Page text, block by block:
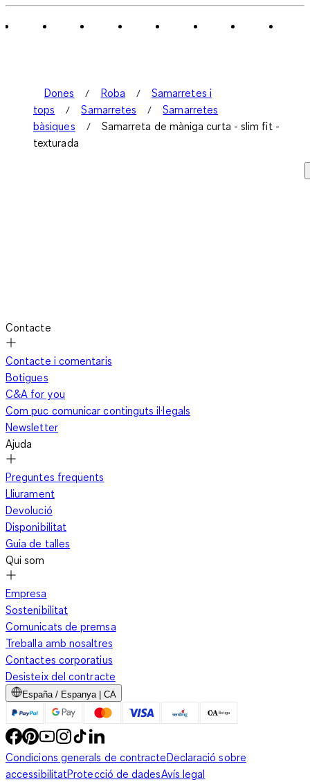
5
Valoracions.
Dones Roba
Samarretes i
tops
Samarretes
Samarretes
bàsiques
Samarreta de màniga curta - slim fit -
texturada
Contacte
Contacte i comentaris
Botigues
C&A for you
Com puc comunicar continguts il·legals
Newsletter
Ajuda
Preguntes freqüents
Lliurament
Devolució
Disponibilitat
Guia de talles
Qui som
Empresa
Sostenibilitat
Comunicats de premsa
Treballa amb nosaltres
Contactes corporatius
Desisteix del contracte
España / Espanya | CA
Condicions generals de contracteDeclaració sobre
accessibilitatProtecció de dadesAvís legal